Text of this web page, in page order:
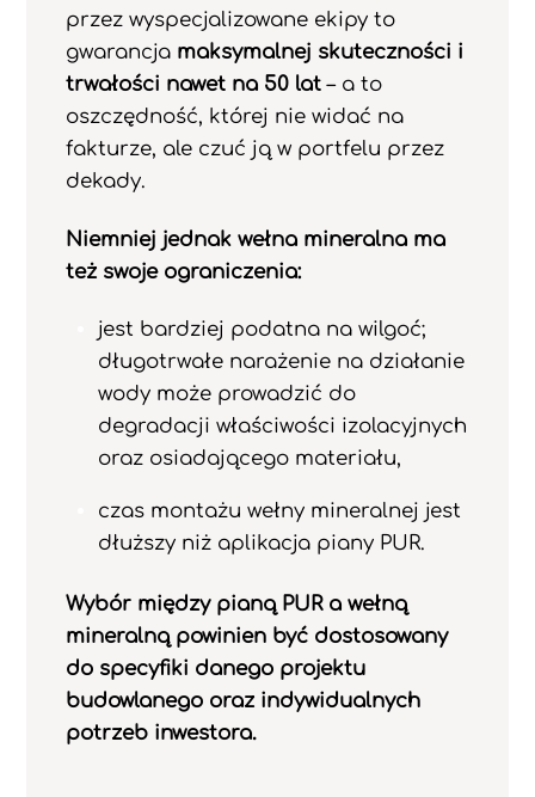
przez wyspecjalizowane ekipy to
gwarancja maksymalnej skuteczności i
trwałości nawet na 50 lat– a to
oszczędność, której nie widać na
fakturze, ale czuć ją w portfelu przez
dekady.
Niemniej jednak wełna mineralna ma
też swoje ograniczenia:
jest bardziej podatna na wilgoć;
długotrwałe narażenie na działanie
wody może prowadzić do
degradacji właściwości izolacyjnych
oraz osiadającego materiału,
czas montażu wełny mineralnej jest
dłuższy niż aplikacja piany PUR.
Wybór między pianą PUR a wełną
mineralną powinien być dostosowany
do specyfiki danego projektu
budowlanego oraz indywidualnych
potrzeb inwestora.